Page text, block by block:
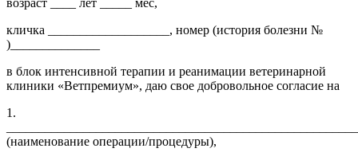
возраст ____ лет _____ мес,
кличка ___________________, номер (история болезни №
)______________
в блок интенсивной терапии и реанимации ветеринарной
клиники «Ветпремиум», даю свое добровольное согласие на
1.
(наименование операции/процедуры),